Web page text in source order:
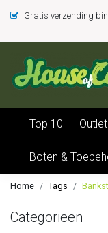
Gratis verzending
Top 10 Outlet
Boten &
Home Tags
Categorieën